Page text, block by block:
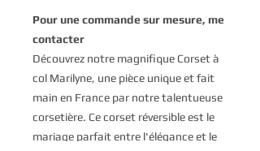
Pour une commande sur mesure, me
contacter
Découvrez notre magnifique Corset à
col Marilyne, une pièce unique et fait
main en France par notre talentueuse
corsetière. Ce corset réversible est le
mariage parfait entre l'élégance et le